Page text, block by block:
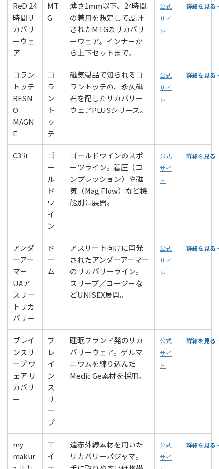
ReD 24
時間リ
カバリ
ーウェ
ア
MT
G
薄さ1mm以下、24時間
の着用を想定して設計
されたMTGのリカバリ
ーウェア。インナーか
ら上下セットまで。
公式
サイ
ト
詳細を見る
コラン
トッテ
RESN
O
MAGN
E
コ
ラ
ン
ト
ッ
テ
磁気製品で知られるコ
ラントッテの、永久磁
石を配したリカバリー
ウェアPLUSシリーズ。
公式
サイ
ト
詳細を見る
C3fit
ゴ
ー
ル
ド
ウ
イ
ン
ゴールドウインのスポ
ーツライン。着圧（コ
ンプレッション）や磁
気（Mag Flow）など機
能別に展開。
公式
サイ
ト
詳細を見る
アンダ
ーアー
マー
UAア
スリー
トリカ
バリー
ド
ー
ム
アスリート向けに開発
されたアンダーアーマー
のリカバリーライン。
スリープ／コージーな
どUNISEX展開。
公式
サイ
ト
詳細を見る
ブレイ
ンスリ
ープ ウ
ェア リ
カバリ
ー
ブ
レ
イ
ン
ス
リ
ー
プ
睡眠ブランド発のリカ
バリーウェア。ゲルマ
ニウムを練り込んだ
Medic Ge素材を採用。
公式
サイ
ト
詳細を見る
my
makur
エ
イ
遠赤外線素材を用いた
リカバリーパジャマ。
公式
サイ
詳細を見る